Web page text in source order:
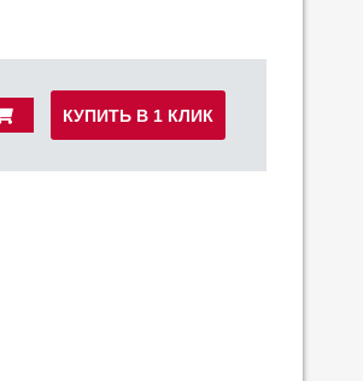
КУПИТЬ В 1 КЛИК